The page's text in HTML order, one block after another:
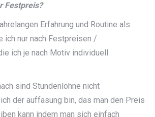
Festpreis?
Erfahrung und Routine als
ich nur nach Festpreisen /
ich je nach Motiv individuell
sind Stundenlöhne nicht
der auffasung bin, das man den Preis
kann indem man sich einfach